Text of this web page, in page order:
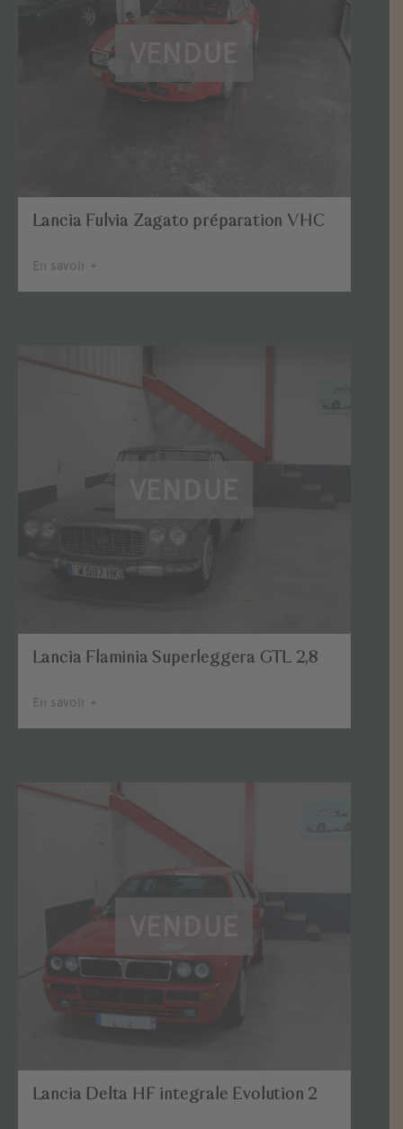
Lancia Fulvia Zagato préparation VHC
En savoir +
Lancia Flaminia Superleggera GTL 2,8
En savoir +
Lancia Delta HF integrale Evolution 2